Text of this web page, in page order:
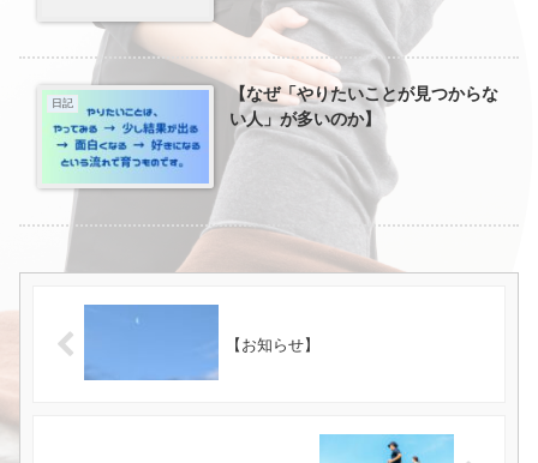
日記
【なぜ「やりたいことが見つからな
い人」が多いのか】
【お知らせ】